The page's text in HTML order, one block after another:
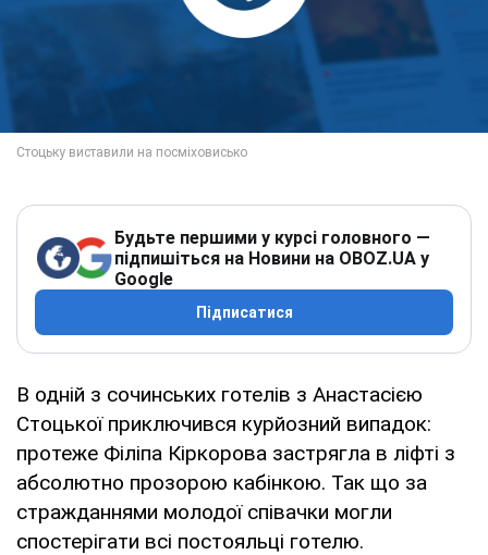
Будьте першими у курсі головного —
підпишіться на Новини на OBOZ.UA у
Google
Підписатися
В одній з сочинських готелів з Анастасією
Стоцької приключився курйозний випадок:
протеже Філіпа Кіркорова застрягла в ліфті з
абсолютно прозорою кабінкою. Так що за
стражданнями молодої співачки могли
спостерігати всі постояльці готелю.